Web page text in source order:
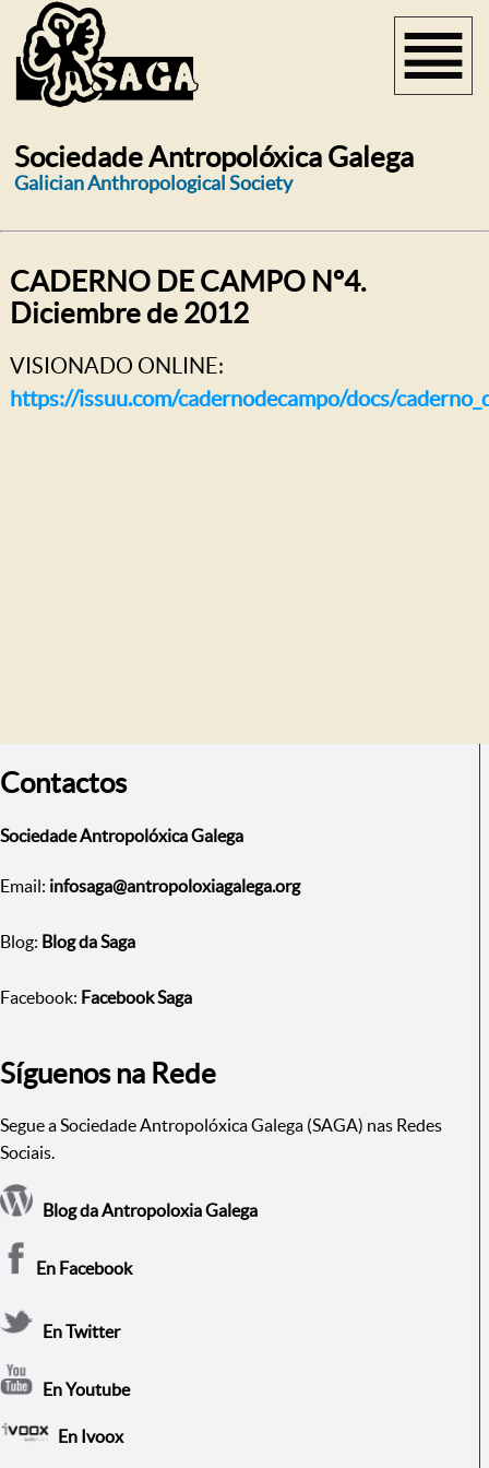
Sociedade Antropolóxica Galega
Galician Anthropological Society
CADERNO DE CAMPO Nº4.
Diciembre de 2012
VISIONADO ONLINE:
https://issuu.com/cadernodecampo/docs/
Contactos
Sociedade Antropolóxica Galega
Email: infosaga@antropoloxiagalega.org
Blog: Blog da Saga
Facebook: Facebook Saga
Síguenos na Rede
Segue a Sociedade Antropolóxica Galega (SAGA) nas Redes
Sociais.
Blog da Antropoloxia Galega
En Facebook
En Twitter
En Youtube
En Ivoox